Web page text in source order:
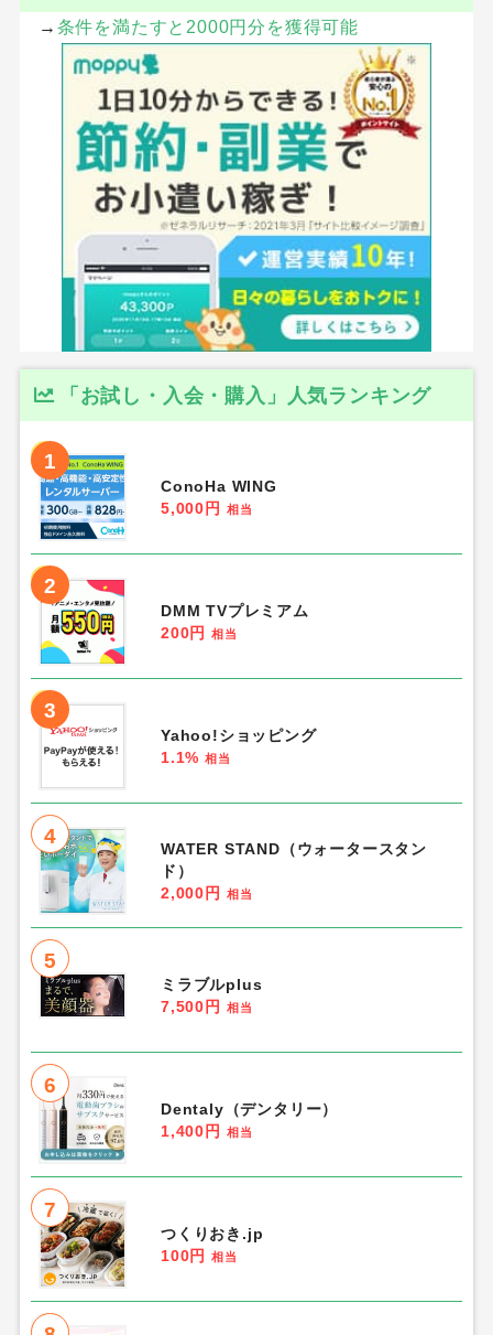
→ 条件を満たすと2000円分を獲得可能
「お試し・入会・購入」人気ランキング
1
ConoHa WING
5,000円
相当
2
DMM TVプレミアム
200円
相当
3
Yahoo!ショッピング
1.1% 相当
4
WATER STAND（ウォータースタン
ド）
2,000円
相当
5
ミラブルplus
7,500円
相当
6
Dentaly（デンタリー）
1,400円
相当
7
つくりおき.jp
100円
相当